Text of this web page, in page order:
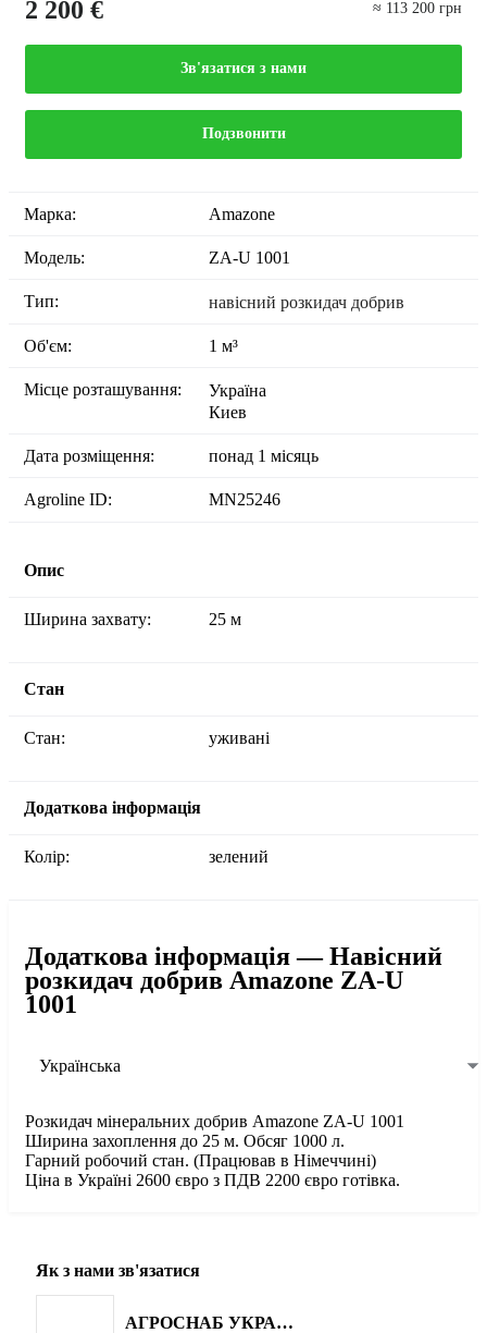
2 200 € ≈ 113 200 грн
Зв'язатися з нами
Подзвонити
Марка: Amazone
Модель: ZA-U 1001
Тип: навісний розкидач добрив
Об'єм: 1 м³
Місце розташування:
Україна
Киев
Дата розміщення: понад 1 місяць
Agroline ID: MN25246
Опис
Ширина захвату: 25 м
Стан
Стан: уживані
Додаткова інформація
Колір: зелений
Додаткова інформація — Навісний
розкидач добрив Amazone ZA-U
1001
Українська
Розкидач мінеральних добрив Amazone ZA-U 1001
Ширина захоплення до 25 м. Обсяг 1000 л.
Гарний робочий стан. (Працював в Німеччині)
Ціна в Україні 2600 євро з ПДВ 2200 євро готівка.
Як з нами зв'язатися
АГРОСНАБ УКРАЇНА